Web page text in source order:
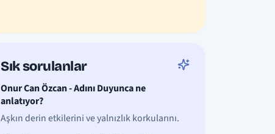
Sık sorulanlar
Onur Can Özcan - Adını Duyunca ne
anlatıyor?
Aşkın derin etkilerini ve yalnızlık korkularını.